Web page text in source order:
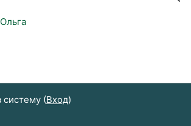
Ольга
(Вход)